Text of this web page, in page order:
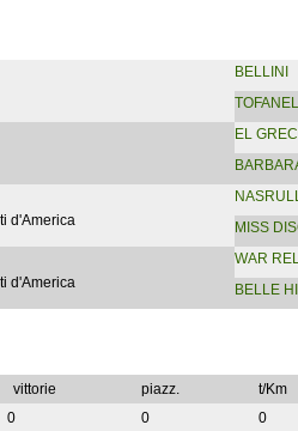
BELLINI
EL
d'America
d'America
MISS
WAR
BELLE
vittorie piazz. t/Km
0 0 0